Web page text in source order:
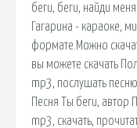
беги, беги, найди
Гагарина - караоке,
формате.Можно
вы можете скачать
mp3, послушать
Песня Ты беги,
mp3, скачать,